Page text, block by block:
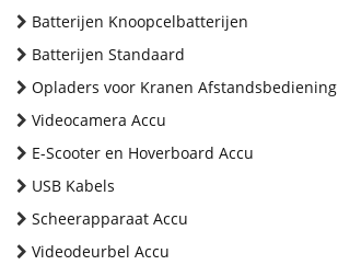
Batterijen Knoopcelbatterijen
Batterijen Standaard
Opladers voor Kranen Afstandsbediening
Videocamera Accu
E-Scooter en Hoverboard Accu
USB Kabels
Scheerapparaat Accu
Videodeurbel Accu